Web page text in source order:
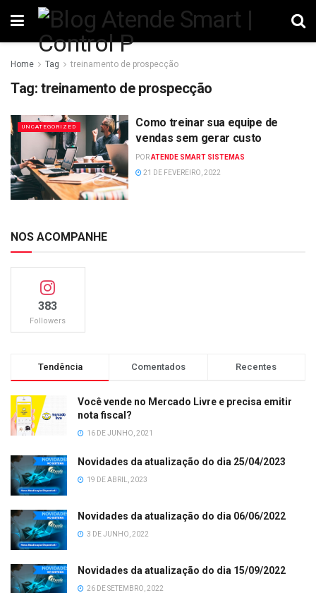
Home Tag treinamento de prospecção
Tag: treinamento de prospecção
UNCATEGORIZED
Como treinar sua equipe de
vendas sem gerar custo
PORATENDE SMART SISTEMAS
21 DE FEVEREIRO, 2022
NOS ACOMPANHE
383
Followers
Tendência Comentados Recentes
Você vende no Mercado Livre e precisa emitir
nota fiscal?
16 DE JUNHO, 2021
Novidades da atualização do dia 25/04/2023
19 DE ABRIL, 2023
Novidades da atualização do dia 06/06/2022
3 DE JUNHO, 2022
Novidades da atualização do dia 15/09/2022
26 DE SETEMBRO, 2022